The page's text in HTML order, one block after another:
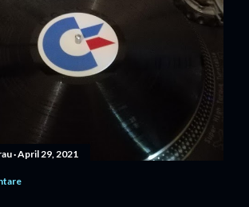
April 29, 2021